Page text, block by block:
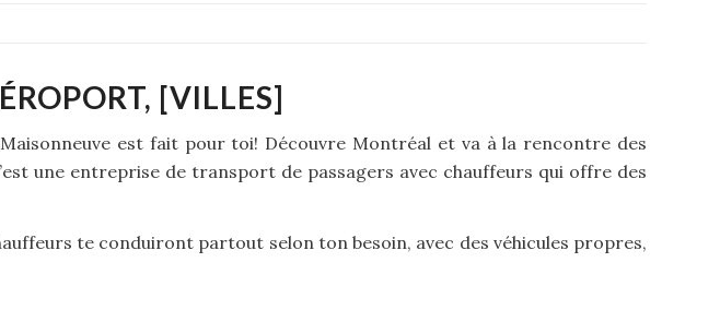
[VILLES]
est fait pour toi! Découvre Montréal et va à la rencontre des
une entreprise de transport de passagers avec chauffeurs qui offre des
te conduiront partout selon ton besoin, avec des véhicules propres,